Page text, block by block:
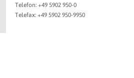
Telefon: +49 5902 950-0
Telefax: +49 5902 950-9950